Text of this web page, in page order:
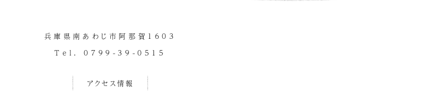
兵庫県南あわじ市阿那賀１６０３
Tel. 0799-39-0515
アクセス情報